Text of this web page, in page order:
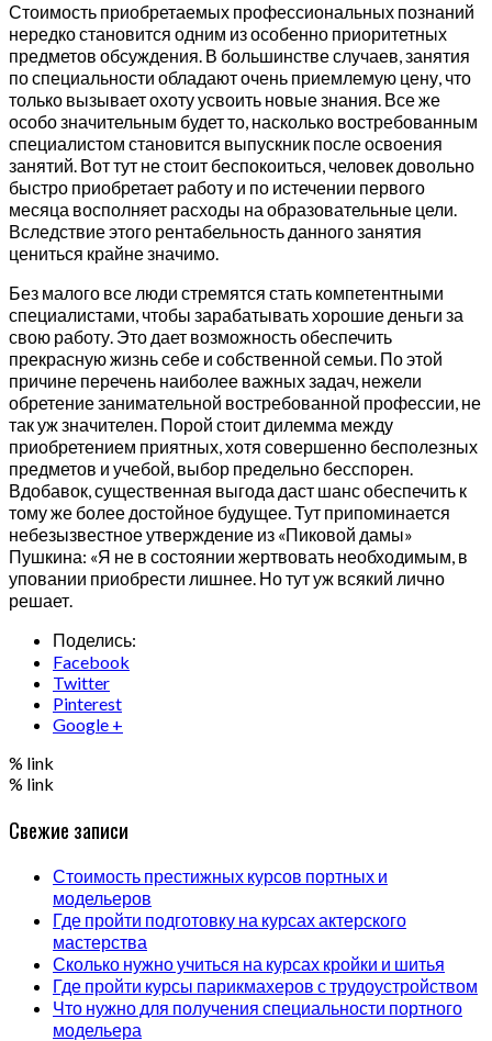
Стоимость приобретаемых профессиональных познаний
нередко становится одним из особенно приоритетных
предметов обсуждения. В большинстве случаев, занятия
по специальности обладают очень приемлемую цену, что
только вызывает охоту усвоить новые знания. Все же
особо значительным будет то, насколько востребованным
специалистом становится выпускник после освоения
занятий. Вот тут не стоит беспокоиться, человек довольно
быстро приобретает работу и по истечении первого
месяца восполняет расходы на образовательные цели.
Вследствие этого рентабельность данного занятия
цениться крайне значимо.
Без малого все люди стремятся стать компетентными
специалистами, чтобы зарабатывать хорошие деньги за
свою работу. Это дает возможность обеспечить
прекрасную жизнь себе и собственной семьи. По этой
причине перечень наиболее важных задач, нежели
обретение занимательной востребованной профессии, не
так уж значителен. Порой стоит дилемма между
приобретением приятных, хотя совершенно бесполезных
предметов и учебой, выбор предельно бесспорен.
Вдобавок, существенная выгода даст шанс обеспечить к
тому же более достойное будущее. Тут припоминается
небезызвестное утверждение из «Пиковой дамы»
Пушкина: «Я не в состоянии жертвовать необходимым, в
уповании приобрести лишнее. Но тут уж всякий лично
решает.
Поделись:
Facebook
Twitter
Pinterest
Google +
% link
% link
Свежие записи
Стоимость престижных курсов портных и
модельеров
Где пройти подготовку на курсах актерского
мастерства
Сколько нужно учиться на курсах кройки и шитья
Где пройти курсы парикмахеров с трудоустройством
Что нужно для получения специальности портного
модельера